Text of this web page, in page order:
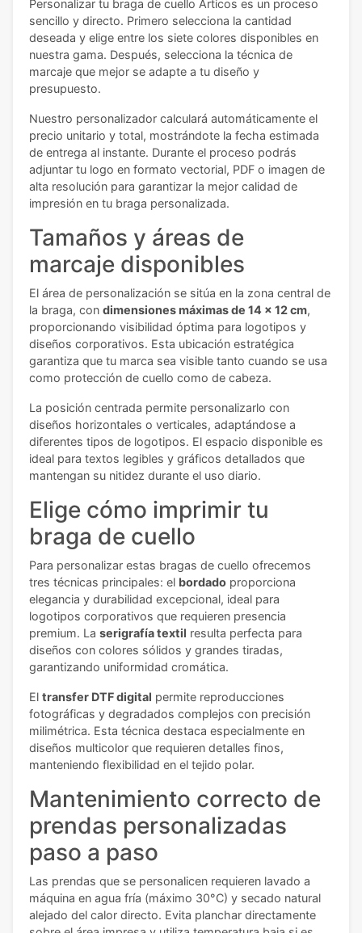
Personalizar tu braga de cuello Árticos es un proceso
sencillo y directo. Primero selecciona la cantidad
deseada y elige entre los siete colores disponibles en
nuestra gama. Después, selecciona la técnica de
marcaje que mejor se adapte a tu diseño y
presupuesto.
Nuestro personalizador calculará automáticamente el
precio unitario y total, mostrándote la fecha estimada
de entrega al instante. Durante el proceso podrás
adjuntar tu logo en formato vectorial, PDF o imagen de
alta resolución para garantizar la mejor calidad de
impresión en tu braga personalizada.
Tamaños y áreas de
marcaje disponibles
El área de personalización se sitúa en la zona central de
la braga, con dimensiones máximas de 14 x 12 cm,
proporcionando visibilidad óptima para logotipos y
diseños corporativos. Esta ubicación estratégica
garantiza que tu marca sea visible tanto cuando se usa
como protección de cuello como de cabeza.
La posición centrada permite personalizarlo con
diseños horizontales o verticales, adaptándose a
diferentes tipos de logotipos. El espacio disponible es
ideal para textos legibles y gráficos detallados que
mantengan su nitidez durante el uso diario.
Elige cómo imprimir tu
braga de cuello
Para personalizar estas bragas de cuello ofrecemos
tres técnicas principales: el bordado proporciona
elegancia y durabilidad excepcional, ideal para
logotipos corporativos que requieren presencia
premium. La serigrafía textil resulta perfecta para
diseños con colores sólidos y grandes tiradas,
garantizando uniformidad cromática.
El transfer DTF digital permite reproducciones
fotográficas y degradados complejos con precisión
milimétrica. Esta técnica destaca especialmente en
diseños multicolor que requieren detalles finos,
manteniendo flexibilidad en el tejido polar.
Mantenimiento correcto de
prendas personalizadas
paso a paso
Las prendas que se personalicen requieren lavado a
máquina en agua fría (máximo 30°C) y secado natural
alejado del calor directo. Evita planchar directamente